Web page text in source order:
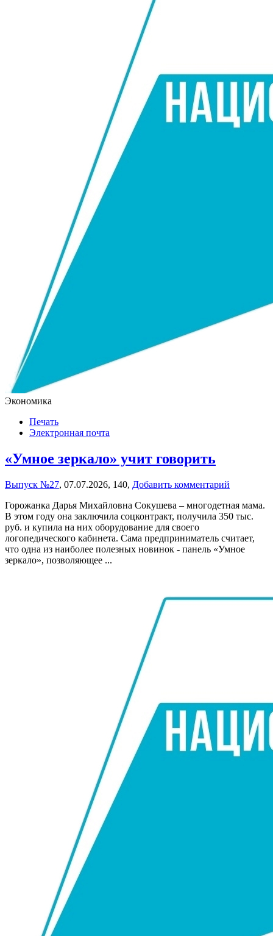
Экономика
Печать
Электронная почта
«Умное зеркало» учит говорить
Выпуск №27, 07.07.2026, 140, Добавить комментарий
Горожанка Дарья Михайловна Сокушева – многодетная мама.
В этом году она заключила соцконтракт, получила 350 тыс.
руб. и купила на них оборудование для своего
логопедического кабинета. Сама предприниматель считает,
что одна из наиболее полезных новинок - панель «Умное
зеркало», позволяющее ...